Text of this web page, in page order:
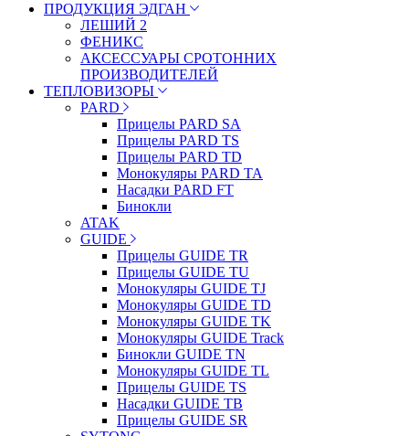
ПРОДУКЦИЯ ЭДГАН
ЛЕШИЙ 2
ФЕНИКС
АКСЕССУАРЫ СРОТОННИХ
ПРОИЗВОДИТЕЛЕЙ
ТЕПЛОВИЗОРЫ
PARD
Прицелы PARD SA
Прицелы PARD TS
Прицелы PARD TD
Монокуляры PARD TA
Насадки PARD FT
Бинокли
ATAK
GUIDE
Прицелы GUIDE TR
Прицелы GUIDE TU
Монокуляры GUIDE TJ
Монокуляры GUIDE TD
Монокуляры GUIDE TK
Монокуляры GUIDE Track
Бинокли GUIDE TN
Монокуляры GUIDE TL
Прицелы GUIDE TS
Насадки GUIDE TB
Прицелы GUIDE SR